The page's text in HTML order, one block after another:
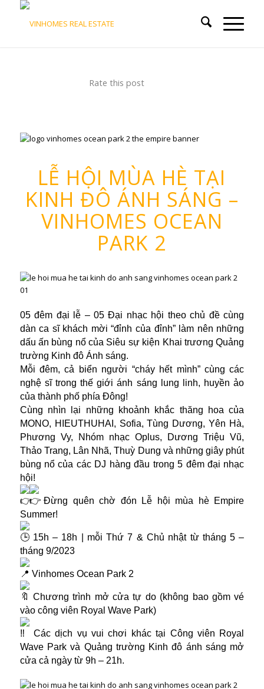
Rate this post
LỄ HỘI MÙA HÈ TẠI
KINH ĐÔ ÁNH SÁNG –
VINHOMES OCEAN
PARK 2
05 đêm đại lễ – 05 Đại nhạc hội theo chủ đề cùng
dàn ca sĩ khách mời “đỉnh của đỉnh” làm nên những
dấu ấn bùng nổ của Siêu sự kiện Khai trương Quảng
trường Kinh đô Ánh sáng.
Mỗi đêm, cả biển người “cháy hết mình” cùng các
nghệ sĩ trong thế giới ánh sáng lung linh, huyền ảo
của thành phố phía Đông!
Cùng nhìn lại những khoảnh khắc thăng hoa của
MONO, HIEUTHUHAI, Sofia, Tùng Dương, Yên Hà,
Phương Vy, Nhóm nhạc Oplus, Dương Triệu Vũ,
Thảo Trang, Lân Nhã, Thuỳ Dung và những giây phút
bùng nổ của các DJ hàng đầu trong 5 đêm đại nhạc
hội!
Đừng quên chờ đón Lễ hội mùa hè Empire
Summer!
15h – 18h | mỗi Thứ 7 & Chủ nhật từ tháng 5 –
tháng 9/2023
Vinhomes Ocean Park 2
Chương trình mở cửa tự do (không bao gồm vé
vào công viên Royal Wave Park)
Các dịch vụ vui chơi khác tại Công viên Royal
Wave Park và Quảng trường Kinh đô ánh sáng mở
cửa cả ngày từ 9h – 21h.